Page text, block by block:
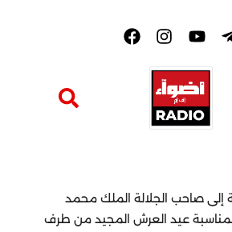
إلى صاحب الجلالة الملك محمد
بمناسبة عيد العرش المجيد من طرف